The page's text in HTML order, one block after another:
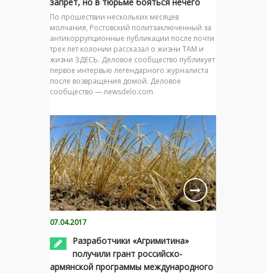
По прошествии нескольких месяцев
молчания, Ростовский политзаключенный за
антикоррупционные публикации после почти
трех лет колонии рассказал о жизни ТАМ и
жизни ЗДЕСЬ. Деловое сообщество публикует
первое интервью легендарного журналиста
после возвращения домой. Деловое
сообщество — newsdelo.com
07.04.2017
Разработчики «Агримитина»
получили грант российско-
армянской программы международного